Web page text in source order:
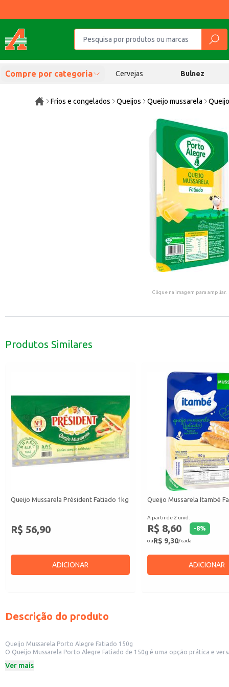
Compre por categoria Cervejas Bulnez
Frios e congelados Queijos Queijo mussarela
Clique na imagem para ampliar.
Produtos Similares
Queijo Mussarela Président Fatiado 1kg
R$ 56,90
ADICIONAR
Queijo Mussarela Itambé
A partir de 2 unid.
R$ 8,60 -8%
ouR$ 9,30/ cada
ADICIONAR
Descrição do produto
Queijo Mussarela Porto Alegre Fatiado 150g
O Queijo Mussarela Porto Alegre Fatiado de 150g é uma opção prática e
Este queijo é perfeito para:
Ver mais